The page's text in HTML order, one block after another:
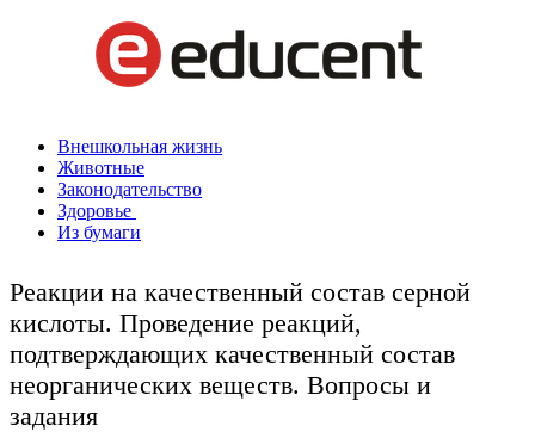
Внешкольная жизнь
Животные
Законодательство
Здоровье
Из бумаги
Реакции на качественный состав серной
кислоты. Проведение реакций,
подтверждающих качественный состав
неорганических веществ. Вопросы и
задания